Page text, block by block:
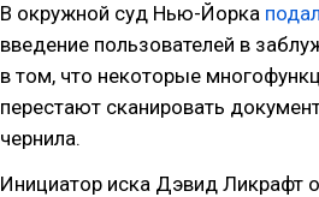
В окружной суд Нью-Йорка
введение пользователей в
в том, что некоторые
перестают сканировать
чернила.
Инициатор иска Дэвид Ликрафт